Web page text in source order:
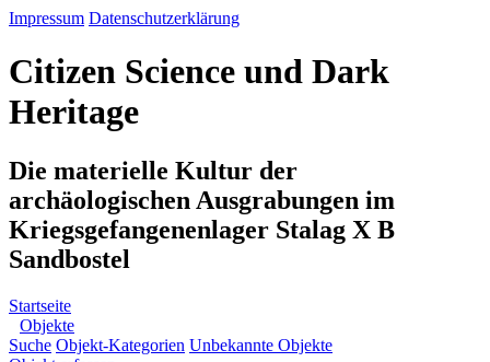
Impressum Datenschutzerklärung
Citizen Science und Dark
Heritage
Die materielle Kultur der
archäologischen Ausgrabungen im
Kriegsgefangenenlager Stalag X B
Sandbostel
Startseite
Objekte
Suche Objekt-Kategorien Unbekannte Objekte